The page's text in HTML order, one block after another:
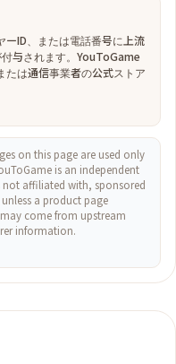
ーID、または電話番号に上流
与されます。YouToGame
は通信事業者の公式ストア
on this page are used only
is an independent
affiliated with, sponsored
a product page
come from upstream
information.